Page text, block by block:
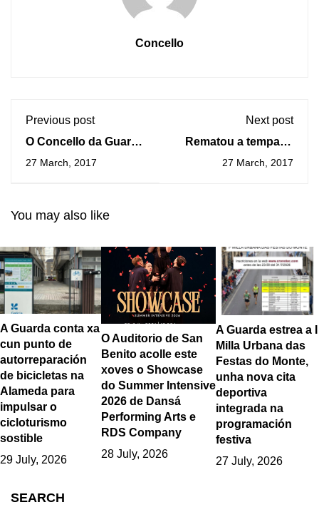
Concello
Previous post
O Concello da Guarda
adhírese un ano máis
27 March, 2017
Next post
Rematou a tempada
de barferencias de
Idade de Ferro”
27 March, 2017
You may also like
A Guarda conta xa
cun punto de
autorreparación
de bicicletas na
Alameda para
impulsar o
cicloturismo
sostible
29 July, 2026
O Auditorio de San
Benito acolle este
xoves o Showcase
do Summer Intensive
2026 de Dansá
Performing Arts e
RDS Company
28 July, 2026
A Guarda estrea a I
Milla Urbana das
Festas do Monte,
unha nova cita
deportiva
integrada na
programación
festiva
27 July, 2026
SEARCH